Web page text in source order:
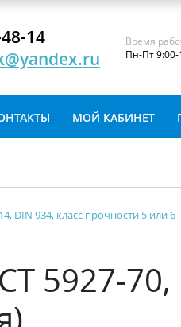
14
Время
Пн-Пт 9:00-
МОЙ КАБИНЕТ
DIN 934, класс прочности 5 или 6
5927-